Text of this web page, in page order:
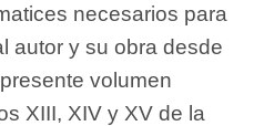
necesarios para
autor y su obra desde
volumen
XIII, XIV y XV de la